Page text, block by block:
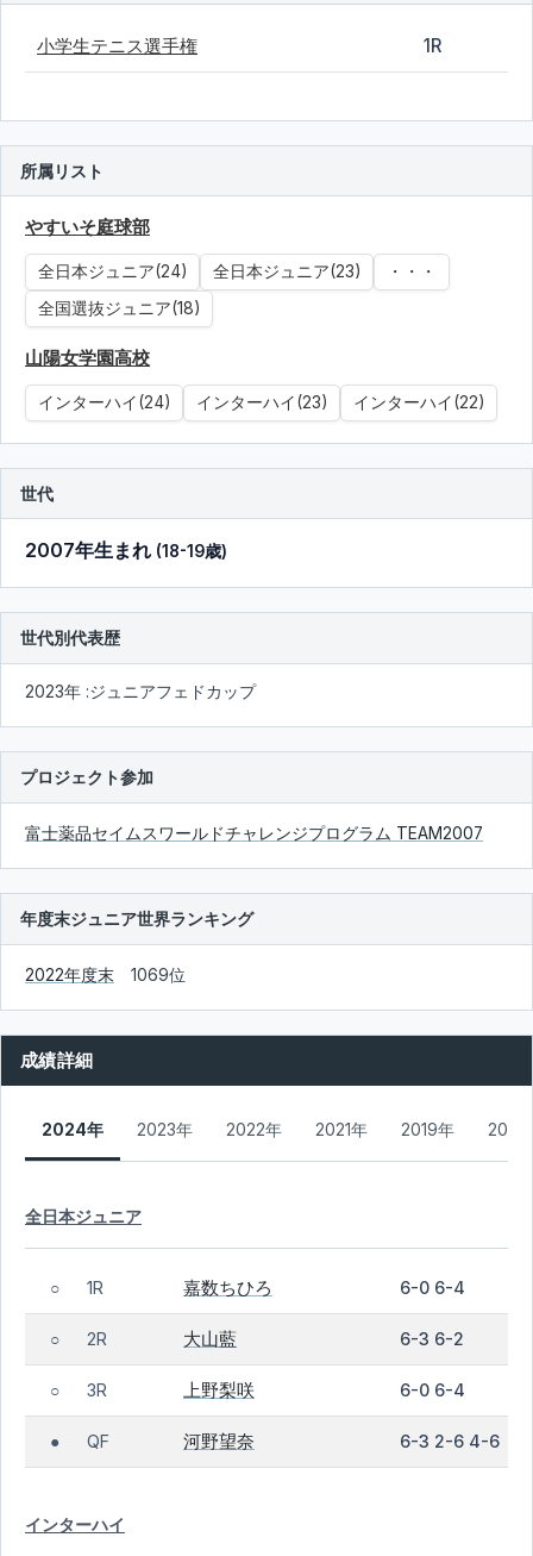
小学生テニス選手権 1R
所属リスト
やすいそ庭球部
全日本ジュニア(24) 全日本ジュニア(23)
・・・
全国選抜ジュニア(18)
山陽女学園高校
インターハイ(24) インターハイ(23) インターハイ(22)
世代
2007年生まれ (18-19歳)
世代別代表歴
2023年 :ジュニアフェドカップ
プロジェクト参加
富士薬品セイムスワールドチャレンジプログラム TEAM2007
年度末ジュニア世界ランキング
2022年度末 1069位
成績詳細
2024年 2023年 2022年 2021年 2019年 2018
全日本ジュニア
○ 1R 嘉数ちひろ 6-0 6-4
○ 2R 大山藍 6-3 6-2
○ 3R 上野梨咲 6-0 6-4
● QF 河野望奈 6-3 2-6 4-6
インターハイ